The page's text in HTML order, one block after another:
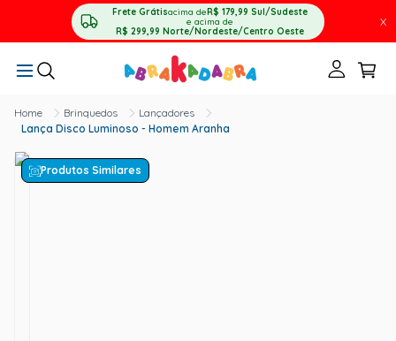
Frete Grátisacima deR$ 179,99 Sul/Sudeste
e acima de
R$ 299,99 Norte/Nordeste/Centro Oeste
X
Brinquedos
Lançadores
Lança Disco Luminoso - Homem Aranha
Produtos Similares